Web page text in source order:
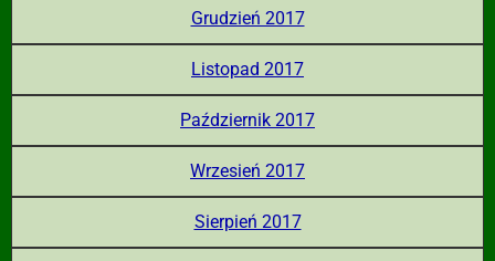
Grudzień 2017
Listopad 2017
Październik 2017
Wrzesień 2017
Sierpień 2017